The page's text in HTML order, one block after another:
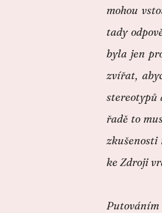
mohou
tady
byla jen
zvířat,
stereotypů
řadě to
zkušenosti
ke Zdroji